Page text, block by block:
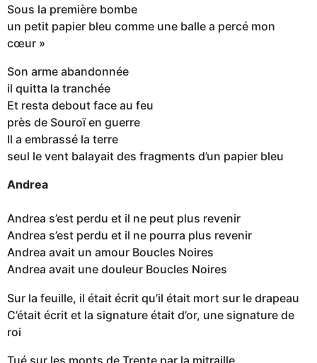
Sous la première bombe
un petit papier bleu comme une balle a percé mon
cœur »
Son arme abandonnée
il quitta la tranchée
Et resta debout face au feu
près de Souroï en guerre
Il a embrassé la terre
seul le vent balayait des fragments d’un papier bleu
Andrea
Andrea s’est perdu et il ne peut plus revenir
Andrea s’est perdu et il ne pourra plus revenir
Andrea avait un amour Boucles Noires
Andrea avait une douleur Boucles Noires
Sur la feuille, il était écrit qu’il était mort sur le drapeau
C’était écrit et la signature était d’or, une signature de
roi
Tué sur les monts de Trente par la mitraille